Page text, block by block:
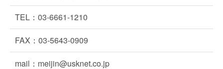
TEL：03-6661-1210
FAX：03-5643-0909
mail：meijin@usknet.co.jp